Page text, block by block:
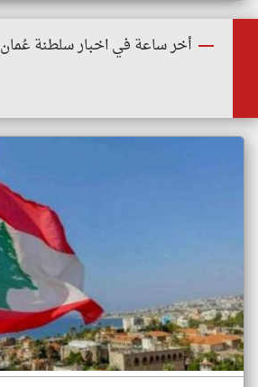
أخر ساعة في اخبار سلطنة عُمان